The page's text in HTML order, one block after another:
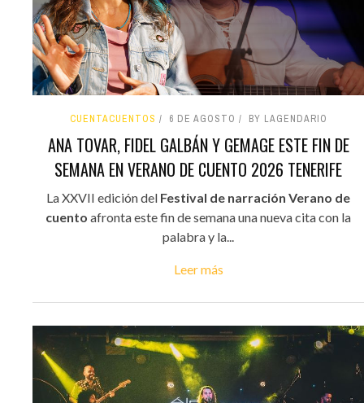
CUENTACUENTOS 6 DE AGOSTO BY LAGENDARIO
ANA TOVAR, FIDEL GALBÁN Y GEMAGE ESTE FIN DE
SEMANA EN VERANO DE CUENTO 2026 TENERIFE
La XXVII edición del Festival de narración Verano de
cuento afronta este fin de semana una nueva cita con la
palabra y la...
Leer más